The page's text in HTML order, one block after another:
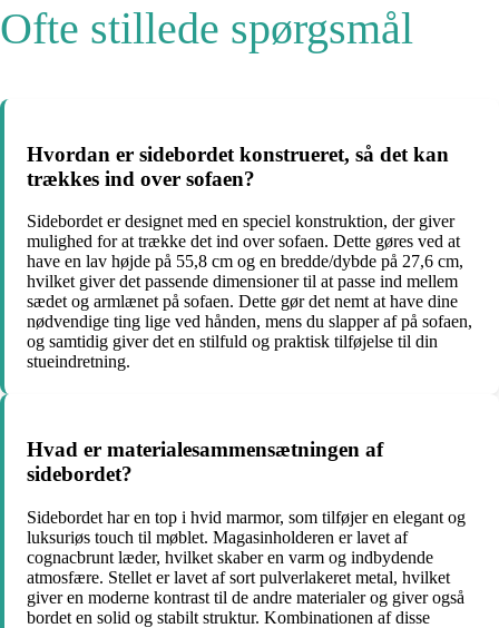
Ofte stillede spørgsmål
Hvordan er sidebordet konstrueret, så det kan
trækkes ind over sofaen?
Sidebordet er designet med en speciel konstruktion, der giver
mulighed for at trække det ind over sofaen. Dette gøres ved at
have en lav højde på 55,8 cm og en bredde/dybde på 27,6 cm,
hvilket giver det passende dimensioner til at passe ind mellem
sædet og armlænet på sofaen. Dette gør det nemt at have dine
nødvendige ting lige ved hånden, mens du slapper af på sofaen,
og samtidig giver det en stilfuld og praktisk tilføjelse til din
stueindretning.
Hvad er materialesammensætningen af
sidebordet?
Sidebordet har en top i hvid marmor, som tilføjer en elegant og
luksuriøs touch til møblet. Magasinholderen er lavet af
cognacbrunt læder, hvilket skaber en varm og indbydende
atmosfære. Stellet er lavet af sort pulverlakeret metal, hvilket
giver en moderne kontrast til de andre materialer og giver også
bordet en solid og stabilt struktur. Kombinationen af disse